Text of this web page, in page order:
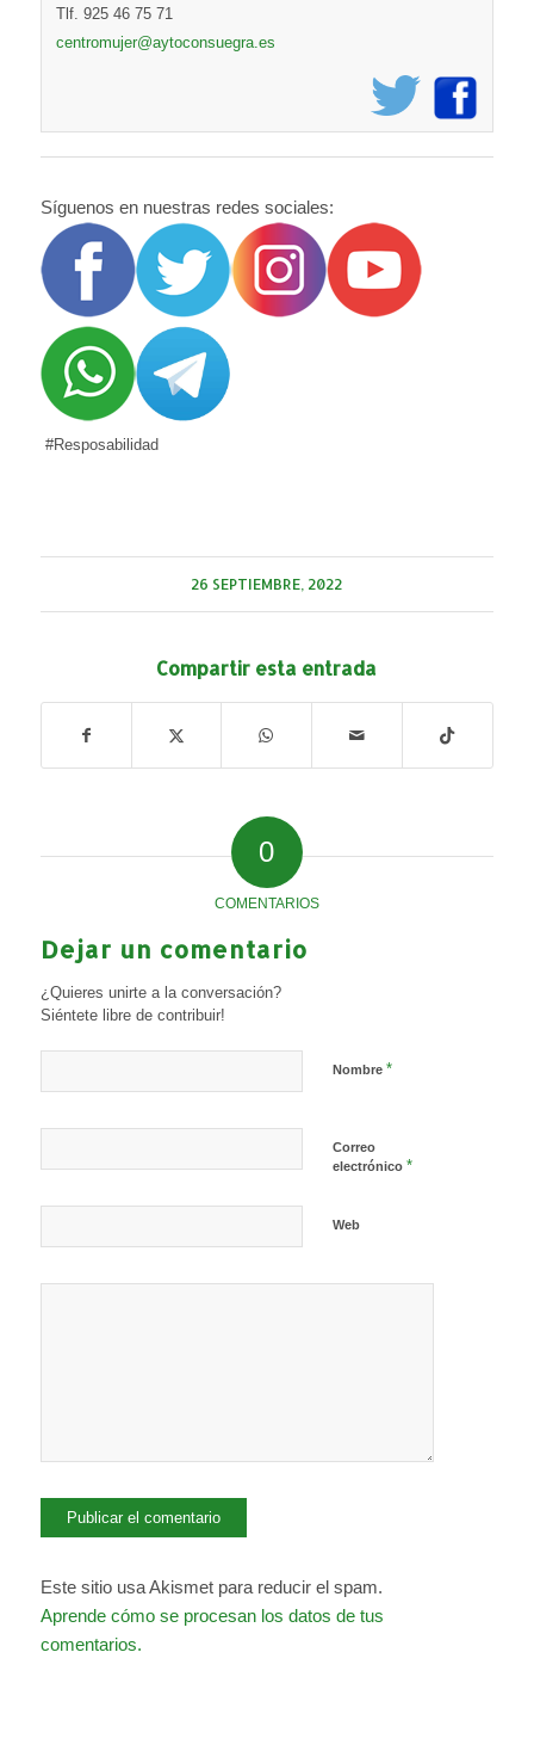
Tlf. 925 46 75 71
centromujer@aytoconsuegra.es
Síguenos en nuestras redes sociales:
#Resposabilidad
26 SEPTIEMBRE, 2022
Compartir esta entrada
0
COMENTARIOS
Dejar un comentario
¿Quieres unirte a la conversación?
Siéntete libre de contribuir!
Nombre *
Correo
electrónico *
Web
Este sitio usa Akismet para reducir el spam.
Aprende cómo se procesan los datos de tus
comentarios.